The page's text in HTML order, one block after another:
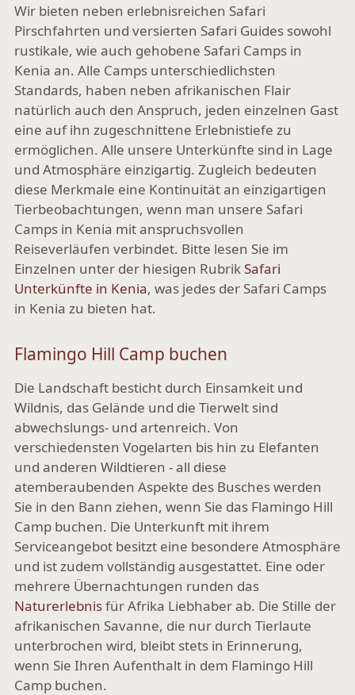
Wir bieten neben erlebnisreichen Safari
Pirschfahrten und versierten Safari Guides sowohl
rustikale, wie auch gehobene Safari Camps in
Kenia an. Alle Camps unterschiedlichsten
Standards, haben neben afrikanischen Flair
natürlich auch den Anspruch, jeden einzelnen Gast
eine auf ihn zugeschnittene Erlebnistiefe zu
ermöglichen. Alle unsere Unterkünfte sind in Lage
und Atmosphäre einzigartig. Zugleich bedeuten
diese Merkmale eine Kontinuität an einzigartigen
Tierbeobachtungen, wenn man unsere Safari
Camps in Kenia mit anspruchsvollen
Reiseverläufen verbindet. Bitte lesen Sie im
Einzelnen unter der hiesigen RubrikSafari
Unterkünfte in Kenia, was jedes der Safari Camps
in Kenia zu bieten hat.
Flamingo Hill Camp buchen
Die Landschaft besticht durch Einsamkeit und
Wildnis, das Gelände und die Tierwelt sind
abwechslungs- und artenreich. Von
verschiedensten Vogelarten bis hin zu Elefanten
und anderen Wildtieren - all diese
atemberaubenden Aspekte des Busches werden
Sie in den Bann ziehen, wenn Sie das Flamingo Hill
Camp buchen. Die Unterkunft mit ihrem
Serviceangebot besitzt eine besondere Atmosphäre
und ist zudem vollständig ausgestattet. Eine oder
mehrere Übernachtungen runden das
Naturerlebnisfür Afrika Liebhaber ab. Die Stille der
afrikanischen Savanne, die nur durch Tierlaute
unterbrochen wird, bleibt stets in Erinnerung,
wenn Sie Ihren Aufenthalt in dem Flamingo Hill
Camp buchen.